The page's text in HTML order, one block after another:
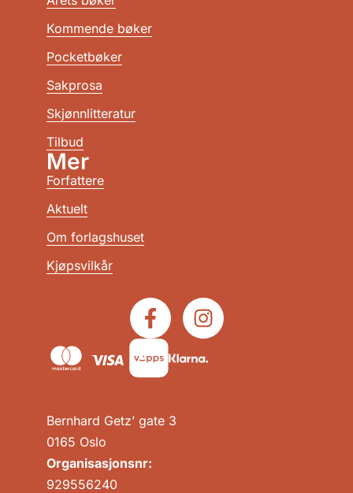
Bernhard Getz’ gate 3
0165 Oslo
Organisasjonsnr:
929556240
Kommende bøker
Pocketbøker
Sakprosa
Skjønnlitteratur
Tilbud
Mer
Forfattere
Aktuelt
Om forlagshuset
Kjøpsvilkår